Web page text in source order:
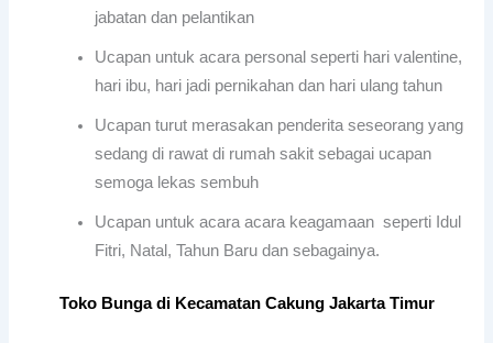
jabatan dan pelantikan
Ucapan untuk acara personal seperti hari valentine,
hari ibu, hari jadi pernikahan dan hari ulang tahun
Ucapan turut merasakan penderita seseorang yang
sedang di rawat di rumah sakit sebagai ucapan
semoga lekas sembuh
Ucapan untuk acara acara keagamaan seperti Idul
Fitri, Natal, Tahun Baru dan sebagainya.
Toko Bunga di Kecamatan Cakung Jakarta Timur